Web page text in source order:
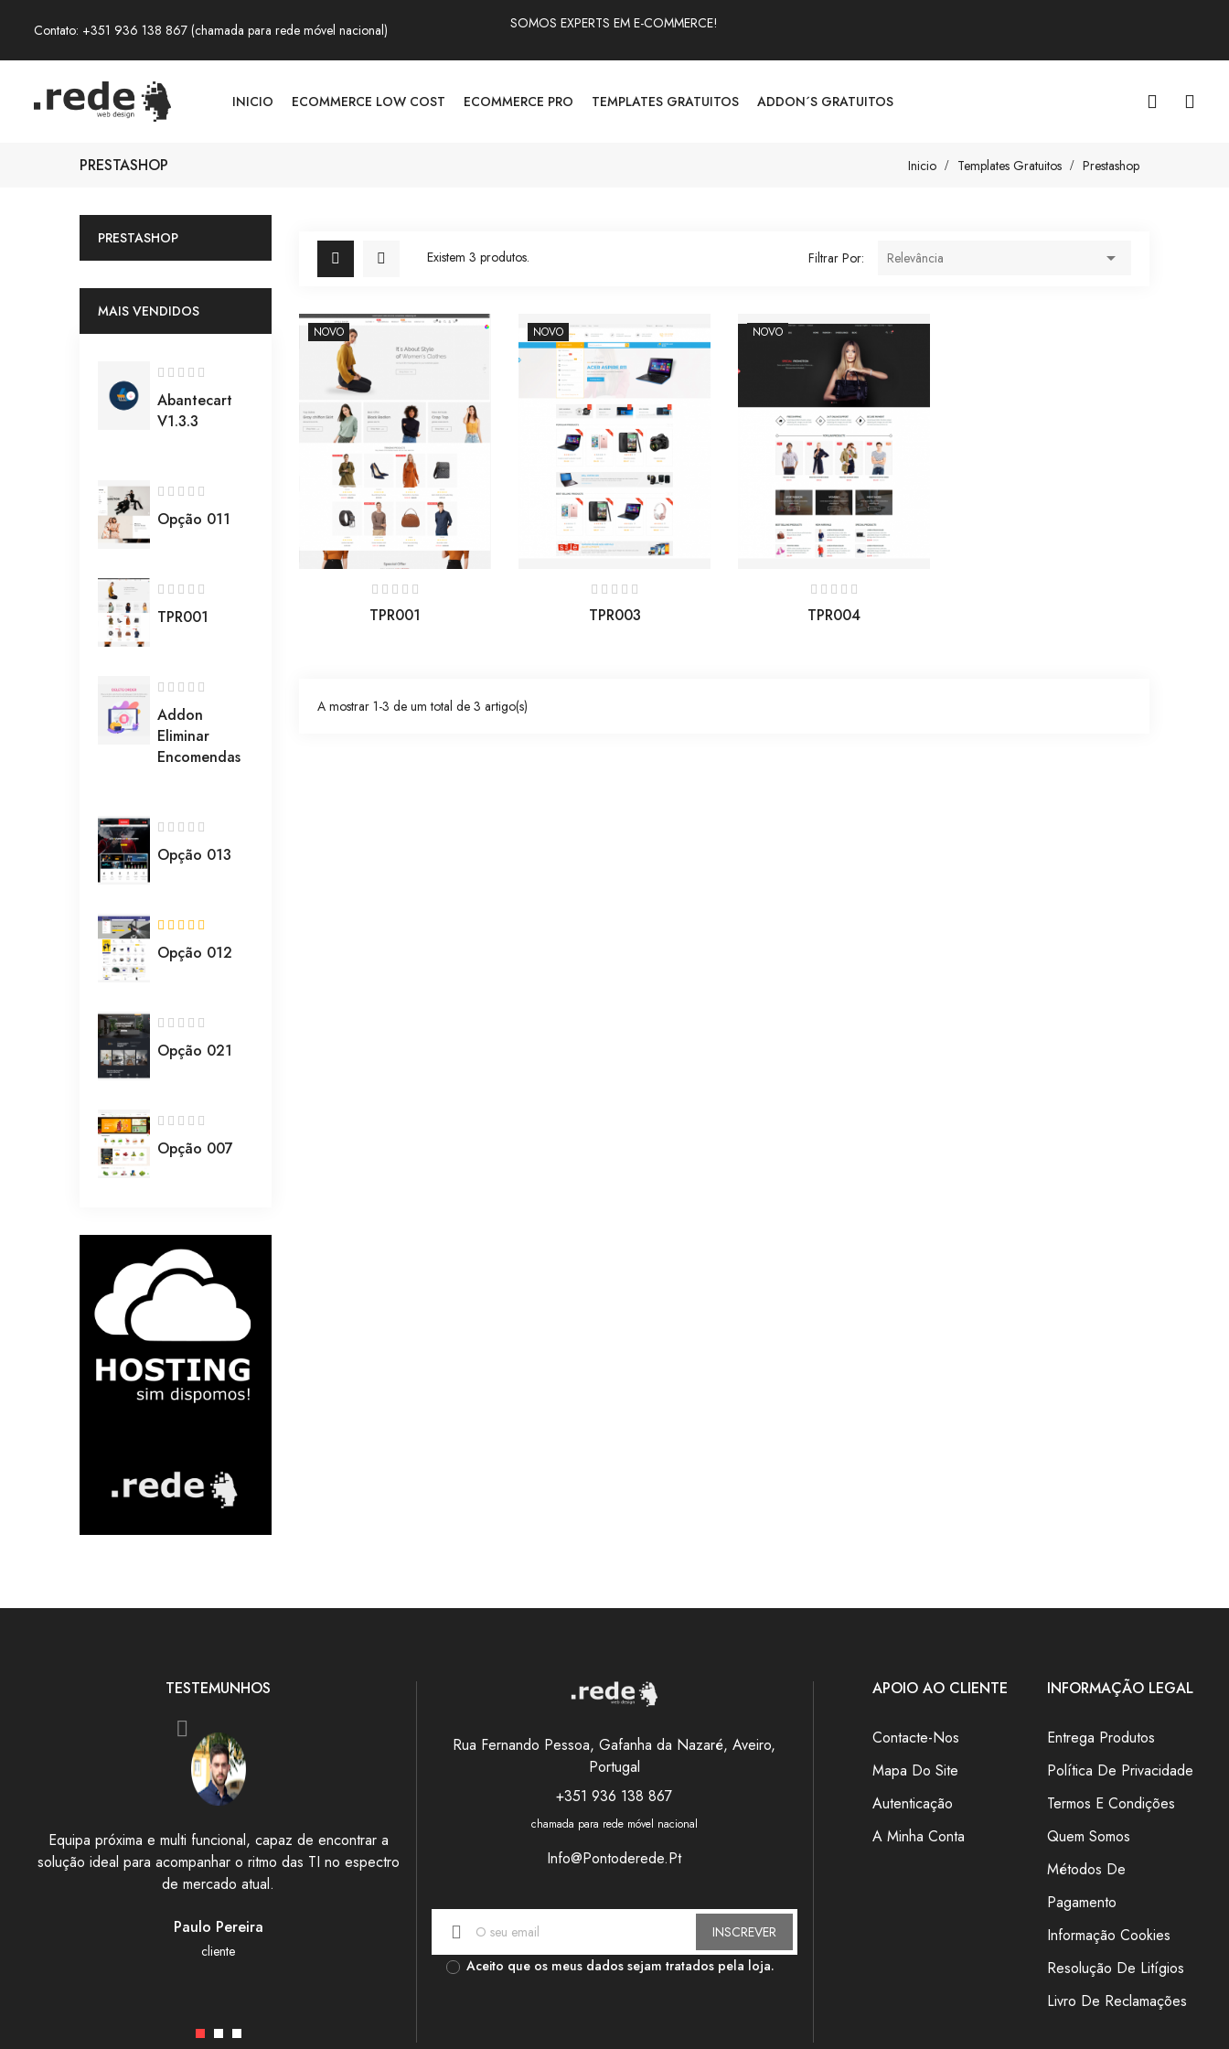
Contato: +351 936 138 867 (chamada para rede móvel nacional) SOMOS EXPERTS EM E-COMMERCE!
INICIO ECOMMERCE LOW COST ECOMMERCE PRO TEMPLATES GRATUITOS ADDON´S GRATUITOS
PRESTASHOP Inicio Templates Gratuitos Prestashop
PRESTASHOP
MAIS VENDIDOS
Abantecart
V1.3.3
Opção 011
TPR001
Addon
Eliminar
Encomendas
Opção 013
Opção 012
Opção 021
Opção 007
Existem 3 produtos. Filtrar Por: Relevância 
NOVO
TPR001
NOVO
TPR003
NOVO
TPR004
A mostrar 1-3 de um total de 3 artigo(s)
TESTEMUNHOS
Equipa próxima e multi funcional, capaz de encontrar a
solução ideal para acompanhar o ritmo das TI no espectro
de mercado atual.
Paulo Pereira
cliente
cliente
Já somos clientes há mais de um ano e estamos muito
satisfeitos. Excelente relação preço-qualidade, rapidez e
porque confiamos no pontoderede. Excelente equipa!
Recomendamos vivamente! Obrigada pontoderede.
Rua Fernando Pessoa, Gafanha da Nazaré, Aveiro,
Portugal
+351 936 138 867
chamada para rede móvel nacional
Info@pontoderede.pt
INSCREVER
Aceito que os meus dados sejam tratados pela loja.
APOIO AO CLIENTE
Contacte-Nos
Mapa Do Site
Autenticação
A Minha Conta
INFORMAÇÃO LEGAL
Entrega Produtos
Política De Privacidade
Termos E Condições
Quem Somos
Métodos De
Pagamento
Informação Cookies
Resolução De Litígios
Livro De Reclamações